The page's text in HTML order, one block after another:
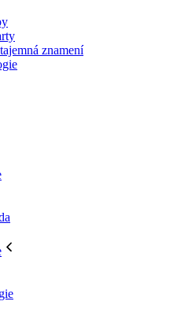
znamení